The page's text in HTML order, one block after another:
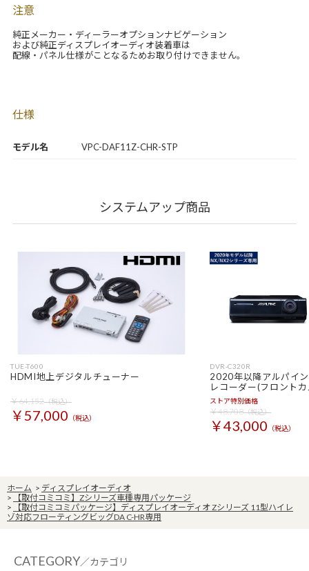
モデル名 VPC-DAF11Z-CHR-STP
注意
純正メーカー・ディーラーオプションナビゲーション
および純正ディスプレイオーディオ装着車は
配線・パネル仕様がことなるためお取り付けできません。
仕様
システムアップ商品
TUE-T600
HDMI地上デジタルチューナー
￥64,152（税込）
￥57,000 （税込）
DVR-C320R
2020年以降アルパイ
レコーダー(フロント
ストア特別価格
￥48,708（税込）
￥43,000 （税込）
ホーム > ディスプレイオーディオ
>
【取付コミコミ】Zシリーズ車種専用パッケージ
>
【取付コミコミパッケージ】ディスプレイオーディオ Zシリーズ 11型ハイレ
ゾ対応フローティングビッグDA C-HR専用
CATEGORY／カテゴリ